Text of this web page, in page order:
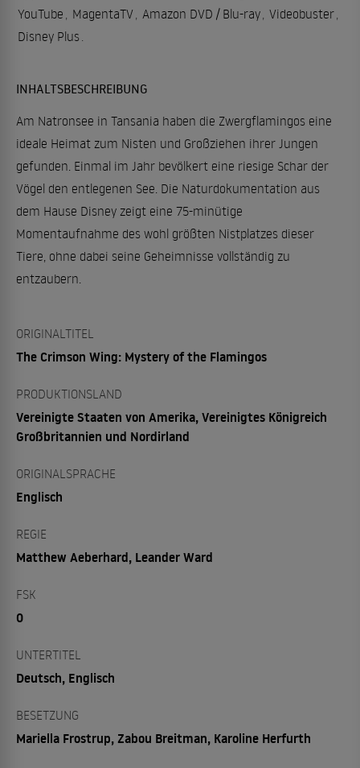
YouTube
MagentaTV Amazon DVD / Blu-ray Videobuster
Disney Plus
INHALTSBESCHREIBUNG
Am Natronsee in Tansania haben die Zwergflamingos eine
ideale Heimat zum Nisten und Großziehen ihrer Jungen
gefunden. Einmal im Jahr bevölkert eine riesige Schar der
Vögel den entlegenen See. Die Naturdokumentation aus
dem Hause Disney zeigt eine 75-minütige
Momentaufnahme des wohl größten Nistplatzes dieser
Tiere, ohne dabei seine Geheimnisse vollständig zu
entzaubern.
ORIGINALTITEL
The Crimson Wing: Mystery of the Flamingos
PRODUKTIONSLAND
Vereinigte Staaten von Amerika, Vereinigtes Königreich
Großbritannien und Nordirland
ORIGINALSPRACHE
Englisch
REGIE
Matthew Aeberhard, Leander Ward
FSK
0
UNTERTITEL
Deutsch, Englisch
BESETZUNG
Mariella Frostrup, Zabou Breitman, Karoline Herfurth